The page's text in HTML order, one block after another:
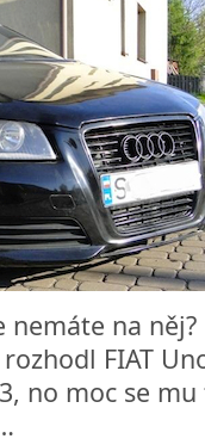
nemáte na
FIAT
no moc se